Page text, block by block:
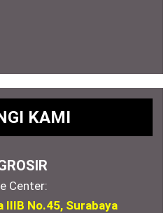
KAMI
Center:
IIIB No.45, Surabaya